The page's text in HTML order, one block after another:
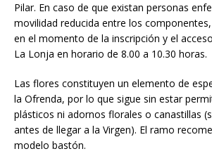
Pilar. En caso de que existan personas
movilidad reducida entre los
en el momento de la inscripción y el
La Lonja en horario de 8.00 a 10.30 horas.
Las flores constituyen un elemento de
la Ofrenda, por lo que sigue sin estar
plásticos ni adornos florales o canastillas
antes de llegar a la Virgen). El ramo
modelo bastón.